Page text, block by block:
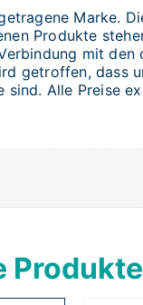
Marke.
Produkte
mit den
getroffen, dass
sind. Alle Preise
Produkte